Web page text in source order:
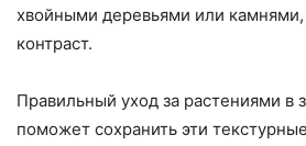
хвойными деревьями или
контраст.
Правильный уход за растениями в
поможет сохранить эти